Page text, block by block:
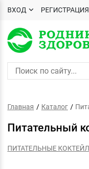
ВХОД РЕГИСТРАЦИЯ
Главная Каталог
Питательный
ПИТАТЕЛЬНЫЕ